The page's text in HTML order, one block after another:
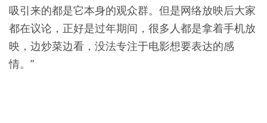
吸引来的都是它本身的观众群。但是网络放映后大家
都在议论，正好是过年期间，很多人都是拿着手机放
映，边炒菜边看，没法专注于电影想要表达的感
情。”